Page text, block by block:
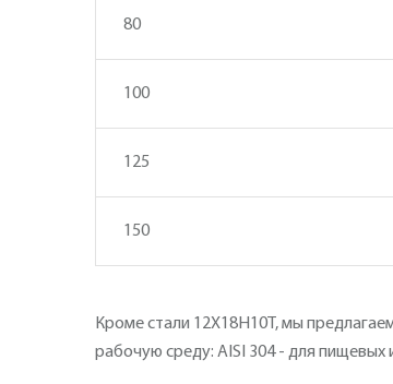
80
100
125
150
Кроме стали 12Х18Н10Т, мы
рабочую среду: AISI 304 - для пищевых